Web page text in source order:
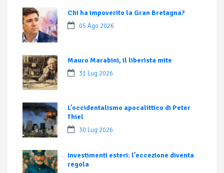
Chi ha impoverito la Gran Bretagna?
05 Ago 2026
Mauro Marabini, il liberista mite
31 Lug 2026
L’occidentalismo apocalittico di Peter
Thiel
30 Lug 2026
Investimenti esteri: l’eccezione diventa
regola